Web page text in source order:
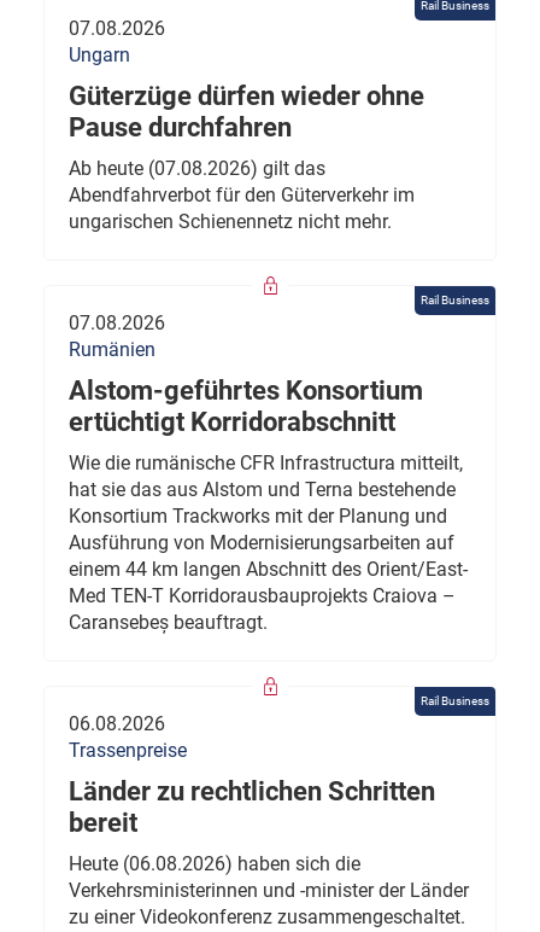
Rail Business
07.08.2026
Ungarn
Güterzüge dürfen wieder ohne
Pause durchfahren
Ab heute (07.08.2026) gilt das
Abendfahrverbot für den Güterverkehr im
ungarischen Schienennetz nicht mehr.
Rail Business
07.08.2026
Rumänien
Alstom-geführtes Konsortium
ertüchtigt Korridorabschnitt
Wie die rumänische CFR Infrastructura mitteilt,
hat sie das aus Alstom und Terna bestehende
Konsortium Trackworks mit der Planung und
Ausführung von Modernisierungsarbeiten auf
einem 44 km langen Abschnitt des Orient/East-
Med TEN-T Korridorausbauprojekts Craiova –
Caransebeș beauftragt.
Rail Business
06.08.2026
Trassenpreise
Länder zu rechtlichen Schritten
bereit
Heute (06.08.2026) haben sich die
Verkehrsministerinnen und -minister der Länder
zu einer Videokonferenz zusammengeschaltet.